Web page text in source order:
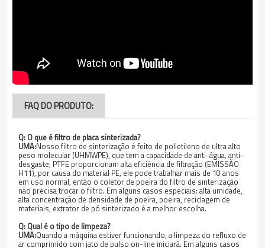
FAQ DO PRODUTO:
Q: O que é filtro de placa sinterizada?
UMA:Nosso filtro de sinterização é feito de polietileno de ultra alto
peso molecular (UHMWPE), que tem a capacidade de anti-água, anti-
desgaste, PTFE proporcionam alta eficiência de filtração (EMISSÃO
H11), por causa do material PE, ele pode trabalhar mais de 10 anos
em uso normal, então o coletor de poeira do filtro de sinterização
não precisa trocar o filtro. Em alguns casos especiais: alta umidade,
alta concentração de densidade de poeira, poeira, reciclagem de
materiais, extrator de pó sinterizado é a melhor escolha.
Q: Qual é o tipo de limpeza?
UMA:Quando a máquina estiver funcionando, a limpeza do refluxo de
ar comprimido com jato de pulso on-line iniciará. Em alguns casos